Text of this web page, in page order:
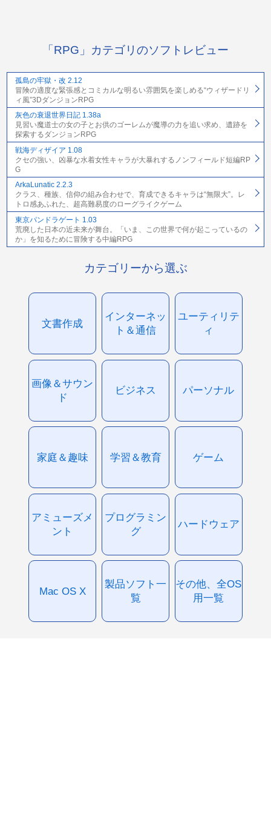
「RPG」カテゴリのソフトレビュー
孤島の牢獄・改 2.12
冒険の適度な緊張感とコミカルな明るい雰囲気を楽しめる“ウィザードリ
ィ風”3DダンジョンRPG
灰色の衰退世界日記 1.38a
見習い魔道士の女の子とお供のゴーレムが魔導の力を追い求め、遺跡を
探索するダンジョンRPG
戦海ディザイア 1.08
クセの強い、凶暴な水着女性キャラが大暴れするノンフィールド短編RP
G
ArkaLunatic 2.2.3
クラス、種族、信仰の組み合わせで、育成できるキャラは“無限大”。レ
トロ感あふれた、超高難易度のローグライクゲーム
東京パンドラゲート 1.03
荒廃した日本の近未来が舞台。「いま、この世界で何が起こっているの
か」を知るために冒険する中編RPG
カテゴリーから選ぶ
文書作成
インターネッ
ト＆通信
ユーティリテ
ィ
画像＆サウン
ド
ビジネス パーソナル
家庭＆趣味 学習＆教育 ゲーム
アミューズメ
ント
プログラミン
グ
ハードウェア
Mac OS X
製品ソフト一
覧
その他、全OS
用一覧